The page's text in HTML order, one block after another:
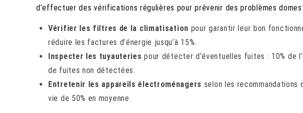
d’effectuer des vérifications régulières pour prévenir des problèmes
Vérifier les filtres de la climatisation pour garantir leur bon
réduire les factures d’énergie jusqu’à 15%.
Inspecter les tuyauteries pour détecter d’éventuelles fuites : 10% de
de fuites non détectées.
Entretenir les appareils électroménagers selon les
vie de 50% en moyenne.